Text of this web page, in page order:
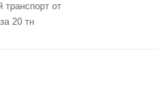
транспорт от
20 тн